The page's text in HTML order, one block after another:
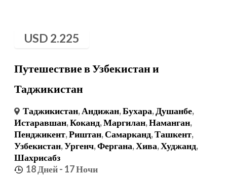
USD 2.225
Путешествие в Узбекистан и
Таджикистан
Таджикистан,Андижан,Бухара, Душанбе,
Истаравшан,Коканд,Маргилан,Наманган,
Пенджикент,Риштан,Самарканд,Ташкент,
Узбекистан,Ургенч,Фергана,Хива,Худжанд,
Шахрисабз
18 Дней- 17 Ночи